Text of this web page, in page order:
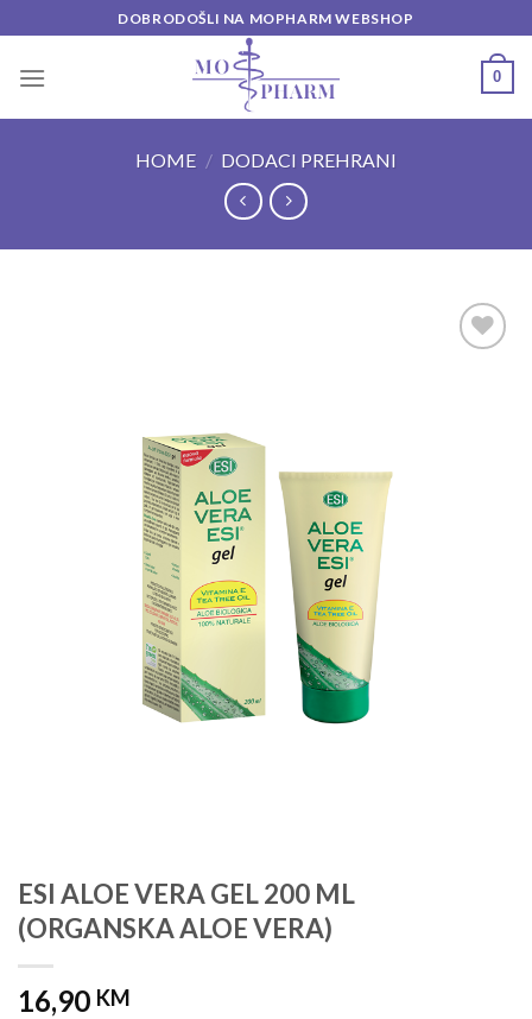
to
content
DOBRODOŠLI NA MOPHARM WEBSHOP
0
HOME / DODACI PREHRANI
ESI ALOE VERA GEL 200 ML
(ORGANSKA ALOE VERA)
16,90 KM